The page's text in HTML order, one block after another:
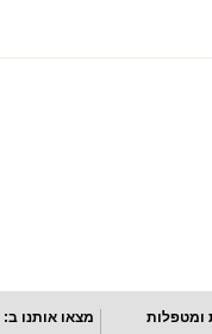
ומטפלות מצאו אותנו ב: